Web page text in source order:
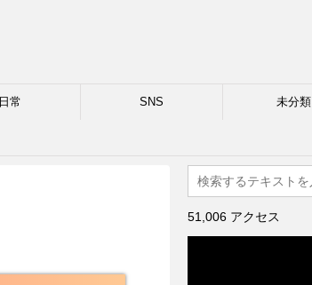
日常 SNS 未分類
51,006 アクセス